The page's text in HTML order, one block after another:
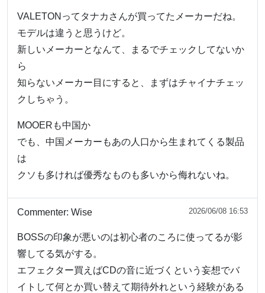
VALETONってタナカさんが買ってたメーカーだね。
モデルは違うと思うけど。
新しいメーカーとなんて、まるでチェックしてないか
ら
知らないメーカー目にすると、まずはチャイナチェッ
クしちゃう。
MOOERも中国か
でも、中国メーカーもあの人口から生まれてくる製品
は
クソも多ければ優秀なものも多いから侮れないね。
Commenter: Wise 2026/06/08 16:53
BOSSの印象が悪いのは初心者のころに使ってるが影
響してる気がする。
エフェクター買えばCDの音に近づくという妄想でバ
イトして何とか買い替えて期待外れという経験がある